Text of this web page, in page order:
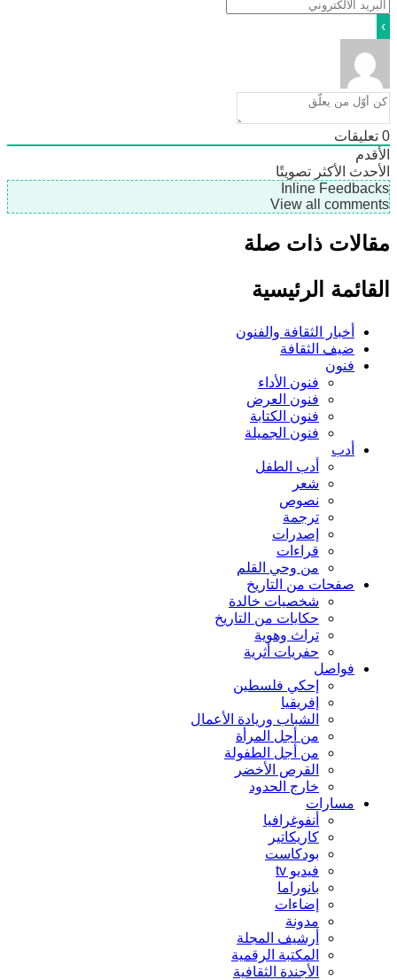
الأكثر تصويتًا
Inline
View all
ذات صلة
الرئيسية
أخبار الثقافة والفنون
ضيف الثقافة
فنون
فنون الأداء
فنون العرض
فنون الكتابة
فنون الجميلة
أدب
أدب الطفل
شعر
نصوص
ترجمة
إصدرات
قراءات
من وحي القلم
صفحات من التاريخ
شخصيات خالدة
حكايات من التاريخ
تراث وهوية
حفريات أثرية
فواصل
إحكي فلسطين
إفريقيا
الشباب وريادة الأعمال
من أجل المرأة
من أجل الطفولة
القرص الأخضر
خارج الحدود
مسارات
أنفوغرافيا
كاريكاتير
بودكاست
فيديو tv
بانوراما
إضاءات
مدونة
أرشيف المجلة
المكتبة الرقمية
الأجندة الثقافية